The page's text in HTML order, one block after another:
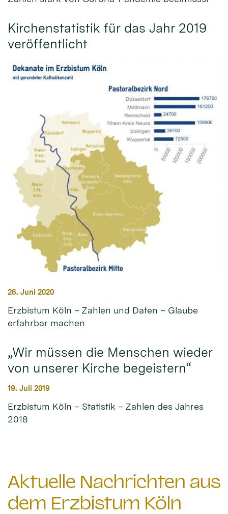
Kirchenstatistik für das Jahr 2019
veröffentlicht
26. Juni 2020
Erzbistum Köln – Zahlen und Daten – Glaube
erfahrbar machen
„Wir müssen die Menschen wieder
von unserer Kirche begeistern“
19. Juli 2019
Erzbistum Köln – Statistik – Zahlen des Jahres
2018
Aktuelle Nachrichten aus
dem Erzbistum Köln